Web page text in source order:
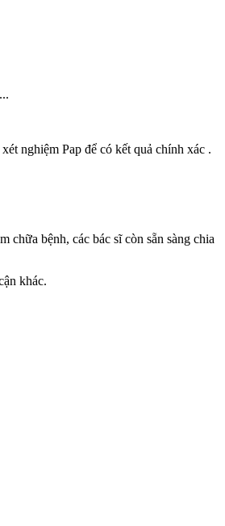
nghiệm Pap để có kết quả chính xác .
chữa bệnh, các bác sĩ còn sẵn sàng chia
khác.